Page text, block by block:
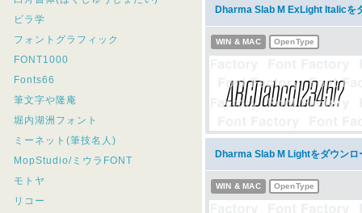
ビラ学
フォントグラフィック
FONT1000
Fonts66
筆文字や隆庵
堀内湖洲フォント
ミーネット(筆技名人)
MopStudio/ミウラFONT
モトヤ
リコー
Dharma Slab M ExLight Italicを
WIN & MAC OpenType
Dharma Slab M Lightをダウンロ
WIN & MAC OpenType